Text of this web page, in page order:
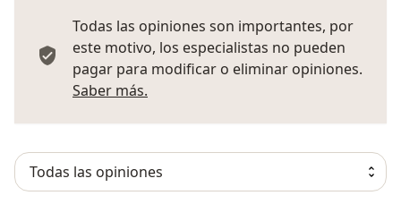
Todas las opiniones son importantes, por
este motivo, los especialistas no pueden
pagar para modificar o eliminar opiniones.
Saber más.